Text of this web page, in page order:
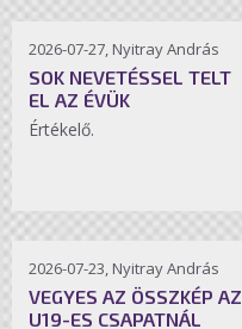
2026-07-27, Nyitray András
SOK NEVETÉSSEL TELT
EL AZ ÉVÜK
Értékelő.
2026-07-23, Nyitray András
VEGYES AZ ÖSSZKÉP AZ
U19-ES CSAPATNÁL